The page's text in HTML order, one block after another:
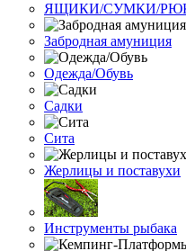
ЯЩИКИ/СУМКИ/
Забродная амуниция
Одежда/Обувь
Садки
Сита
Жерлицы и поставухи
Инструменты рыбака